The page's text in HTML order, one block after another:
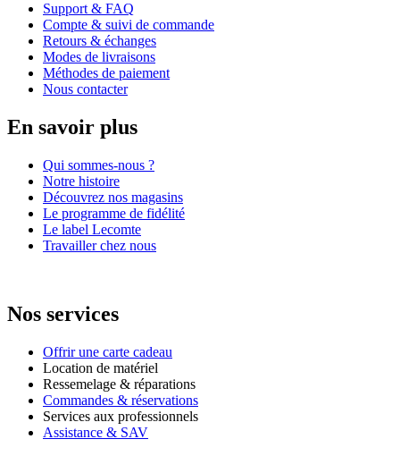
Support & FAQ
Compte & suivi de commande
Retours & échanges
Modes de livraisons
Méthodes de paiement
Nous contacter
En savoir plus
Qui sommes-nous ?
Notre histoire
Découvrez nos magasins
Le programme de fidélité
Le label Lecomte
Travailler chez nous
Nos services
Offrir une carte cadeau
Location de matériel
Ressemelage & réparations
Commandes & réservations
Services aux professionnels
Assistance & SAV